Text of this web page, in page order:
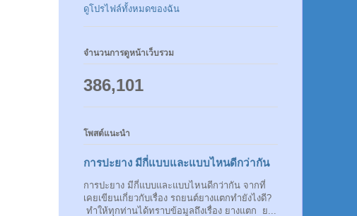
ดูโปรไฟล์ทั้งหมดของฉัน
จำนวนการดูหน้าเว็บรวม
386,101
โพสต์แนะนำ
การปะยาง มีกี่แบบและแบบไหนดีกว่ากัน
การปะยาง มีกี่แบบและแบบไหนดีกว่ากัน จากที่
เคยเขียนเกี่ยวกับเรื่อง รถยนต์ยางแตกทำยังไงดี?
ทำให้ทุกท่านได้ทราบข้อมูลถึงเรื่อง ยางแตก ย...